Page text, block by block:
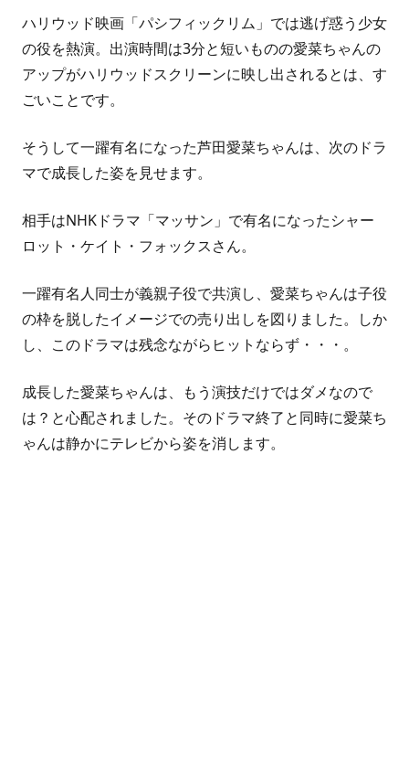
ハリウッド映画 「パシフィックリム」 では逃げ惑う少女
の役を熱演。出演時間は3分と短いものの愛菜ちゃんの
アップがハリウッドスクリーンに映し出されるとは、す
ごいことです。
そうして一躍有名になった芦田愛菜ちゃんは、次のドラ
マで成長した姿を見せます。
相手はNHKドラマ 「マッサン」 で有名になったシャー
ロット・ケイト・フォックスさん。
一躍有名人同士が義親子役で共演し、愛菜ちゃんは子役
の枠を脱したイメージでの売り出しを図りました。しか
し、このドラマは残念ながらヒットならず・・・。
成長した愛菜ちゃんは、もう演技だけではダメなので
は？と心配されました。そのドラマ終了と同時に愛菜ち
ゃんは静かにテレビから姿を消します。